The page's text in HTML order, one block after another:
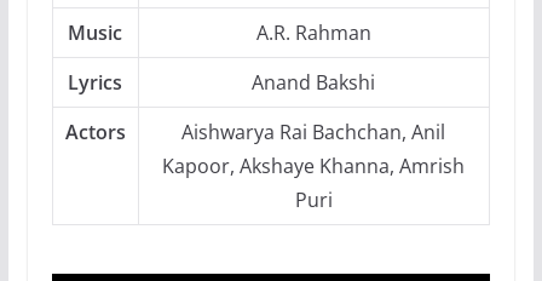
Music
A.R. Rahman
Lyrics
Anand Bakshi
Actors
Aishwarya Rai Bachchan, Anil
Kapoor, Akshaye Khanna, Amrish
Puri